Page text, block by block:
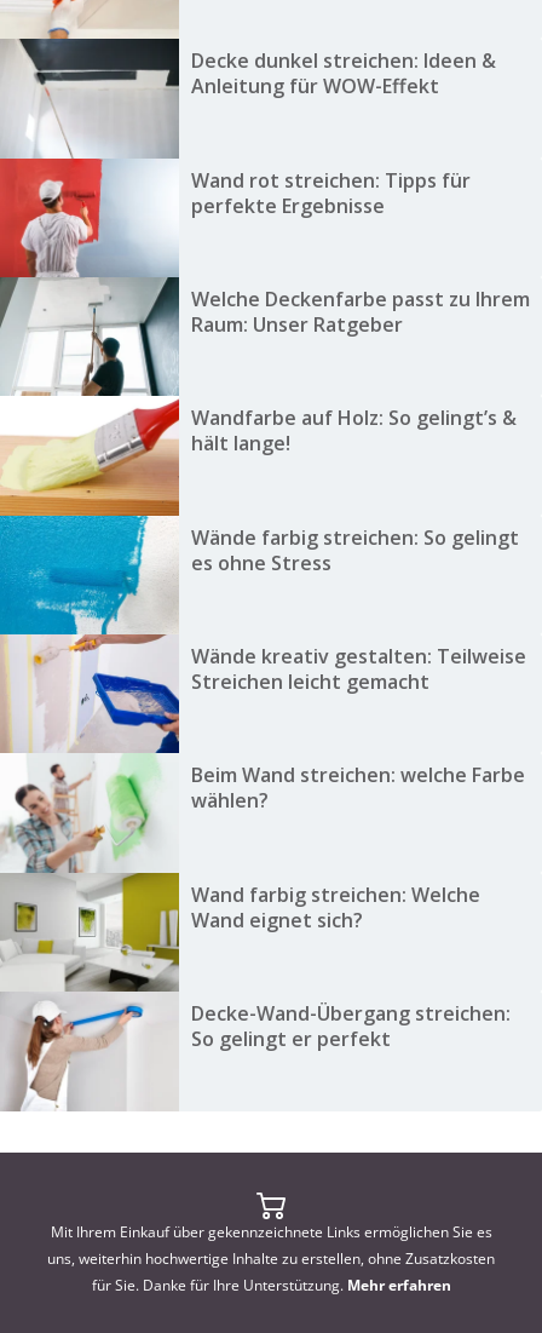
Decke dunkel streichen: Ideen &
Anleitung für WOW-Effekt
Wand rot streichen: Tipps für
perfekte Ergebnisse
Welche Deckenfarbe passt zu Ihrem
Raum: Unser Ratgeber
Wandfarbe auf Holz: So gelingt’s &
hält lange!
Wände farbig streichen: So gelingt
es ohne Stress
Wände kreativ gestalten: Teilweise
Streichen leicht gemacht
Beim Wand streichen: welche Farbe
wählen?
Wand farbig streichen: Welche
Wand eignet sich?
Decke-Wand-Übergang streichen:
So gelingt er perfekt
Mit Ihrem Einkauf über gekennzeichnete Links ermöglichen Sie es
uns, weiterhin hochwertige Inhalte zu erstellen, ohne Zusatzkosten
für Sie. Danke für Ihre Unterstützung. Mehr erfahren